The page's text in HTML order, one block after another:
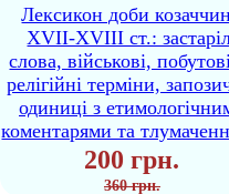
Лексикон доби
XVII-XVIII ст.:
слова, військові,
релігійні терміни,
одиниці з
коментарями та
200 грн.
360 грн.